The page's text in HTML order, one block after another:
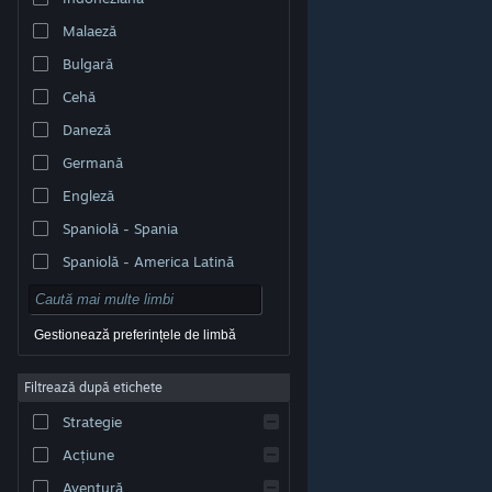
© Valve Corporation. Toate drepturile rezervate. Toate
respectivi în SUA și celelalte țări.
Acordul Steam pentru abonați
Cookie-uri
Malaeză
Bulgară
Cehă
Daneză
Germană
Engleză
Spaniolă - Spania
Spaniolă - America Latină
Gestionează preferințele de limbă
Filtrează după etichete
Strategie
Acțiune
Aventură